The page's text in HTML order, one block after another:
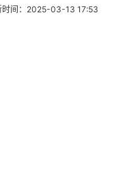
时间：2025-03-13 17:53